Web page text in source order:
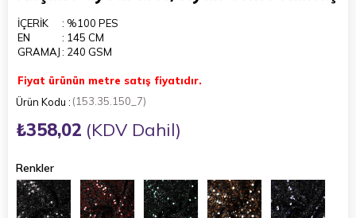
İÇERİK
: %100 PES
EN
: 145 CM
GRAMAJ: 240 GSM
Fiyat ürünün metre satış fiyatıdır.
(153.35.150_7)
₺358,02 (KDV Dahil)
Renkler